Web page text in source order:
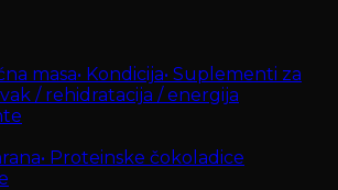
masa• Kondicija• Suplementi za
/ rehidratacija / energija
• Proteinske čokoladice